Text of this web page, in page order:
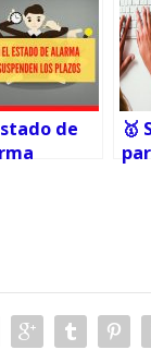
de
🥇